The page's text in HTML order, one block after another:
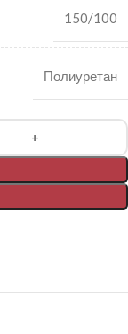
150/100
Полиуретан